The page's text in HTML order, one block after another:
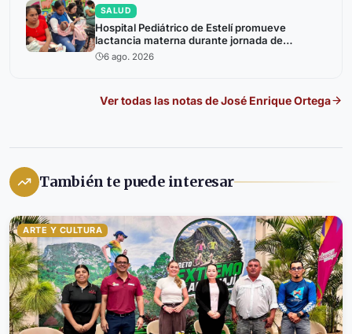
SALUD
Hospital Pediátrico de Estelí promueve
lactancia materna durante jornada de
atención a niños prematuros
6 ago. 2026
Ver todas las notas deJosé Enrique Ortega
También te puede interesar
ARTE Y CULTURA